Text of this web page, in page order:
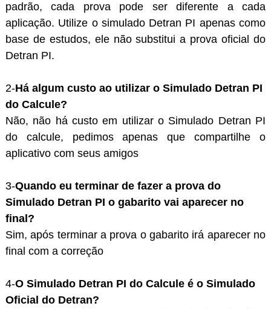
padrão, cada prova pode ser diferente a cada
aplicação. Utilize o simulado Detran PI apenas como
base de estudos, ele não substitui a prova oficial do
Detran PI.
2-Há algum custo ao utilizar o Simulado Detran PI
do Calcule?
Não, não há custo em utilizar o Simulado Detran PI
do calcule, pedimos apenas que compartilhe o
aplicativo com seus amigos
3-Quando eu terminar de fazer a prova do
Simulado Detran PI o gabarito vai aparecer no
final?
Sim, após terminar a prova o gabarito irá aparecer no
final com a correção
4-O Simulado Detran PI do Calcule é o Simulado
Oficial do Detran?